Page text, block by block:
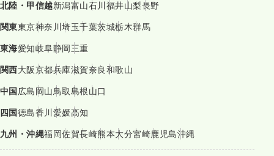
北陸・甲信越新潟富山石川 福井山梨長野
関東東京神奈川埼玉千葉茨城栃木群馬
東海愛知岐阜静岡三重
関西大阪京都兵庫滋賀奈良和歌山
中国 広島 岡山鳥取島根山口
四国徳島香川 愛媛高知
九州・沖縄福岡佐賀長崎熊本大分宮崎鹿児島沖縄